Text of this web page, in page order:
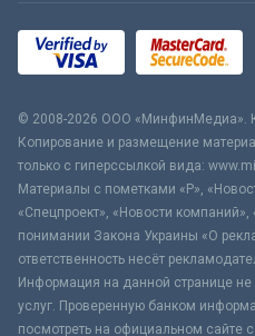
© 2008-2026 ООО «МинфинМедиа».
Копирование и размещение
только с гиперссылкой вида:
Материалы с пометками «Р»,
«Спецпроект», «Новости
понимании Закона Украины «О
ответственность несёт
Информация на данной странице
услуг. Проверенную банком
посмотреть на официальном сайте